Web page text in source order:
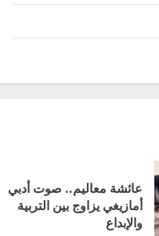
عائشة معاليم.. صوت أدبي
أمازيغي يزاوج بين التربية
والإبداع